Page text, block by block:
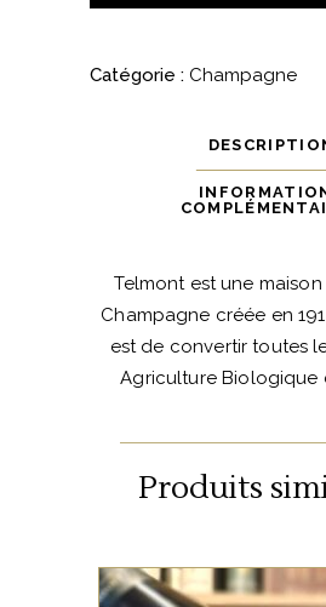
2012
Catégorie : Champagne
Telmont est une
Champagne créée en
est de convertir toutes
Agriculture Biologique
Produits